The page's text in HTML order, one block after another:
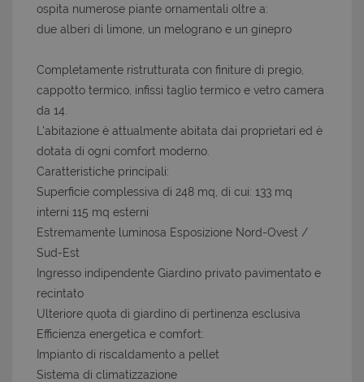
ospita numerose piante ornamentali oltre a:
due alberi di limone, un melograno e un ginepro
Completamente ristrutturata con finiture di pregio,
cappotto termico, infissi taglio termico e vetro camera
da 14.
L'abitazione è attualmente abitata dai proprietari ed è
dotata di ogni comfort moderno.
Caratteristiche principali:
Superficie complessiva di 248 mq, di cui: 133 mq
interni 115 mq esterni
Estremamente luminosa Esposizione Nord-Ovest /
Sud-Est
Ingresso indipendente Giardino privato pavimentato e
recintato
Ulteriore quota di giardino di pertinenza esclusiva
Efficienza energetica e comfort:
Impianto di riscaldamento a pellet
Sistema di climatizzazione